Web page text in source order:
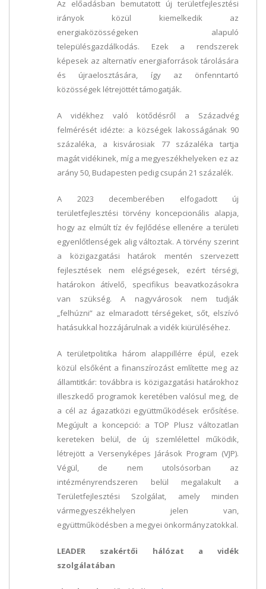
Az előadásban bemutatott új területfejlesztési
irányok közül kiemelkedik az
energiaközösségeken alapuló
településgazdálkodás. Ezek a rendszerek
képesek az alternatív energiaforrások tárolására
és újraelosztására, így az önfenntartó
közösségek létrejöttét támogatják.
A vidékhez való kötődésről a Századvég
felmérését idézte: a községek lakosságának 90
százaléka, a kisvárosiak 77 százaléka tartja
magát vidékinek, míg a megyeszékhelyeken ez az
arány 50, Budapesten pedig csupán 21 százalék.
A 2023 decemberében elfogadott új
területfejlesztési törvény koncepcionális alapja,
hogy az elmúlt tíz év fejlődése ellenére a területi
egyenlőtlenségek alig változtak. A törvény szerint
a közigazgatási határok mentén szervezett
fejlesztések nem elégségesek, ezért térségi,
határokon átívelő, specifikus beavatkozásokra
van szükség. A nagyvárosok nem tudják
„felhúzni” az elmaradott térségeket, sőt, elszívó
hatásukkal hozzájárulnak a vidék kiürüléséhez.
A területpolitika három alappillérre épül, ezek
közül elsőként a finanszírozást említette meg az
államtitkár: továbbra is közigazgatási határokhoz
illeszkedő programok keretében valósul meg, de
a cél az ágazatközi együttműködések erősítése.
Megújult a koncepció: a TOP Plusz változatlan
kereteken belül, de új szemlélettel működik,
létrejött a Versenyképes Járások Program (VJP).
Végül, de nem utolsósorban az
intézményrendszeren belül megalakult a
Területfejlesztési Szolgálat, amely minden
vármegyeszékhelyen jelen van,
együttműködésben a megyei önkormányzatokkal.
LEADER szakértői hálózat a vidék
szolgálatában